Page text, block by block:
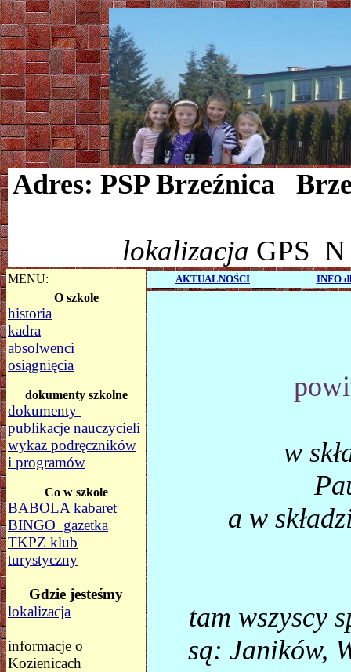
Adres: PSP Brzeźnica
lokalizacja GPS
MENU: AKTUALNOŚCI INFO
O szkole
historia
kadra
absolwenci
osiągnięcia
dokumenty szkolne
dokumenty
publikacje nauczycieli
wykaz podręczników
i programów
Co w szkole
BABOLA kabaret
BINGO gazetka
TKPZ klub
turystyczny
Gdzie jesteśmy
lokalizacja
informacje o
Kozienicach
w
a w
tam wszyscy
są: Janików,